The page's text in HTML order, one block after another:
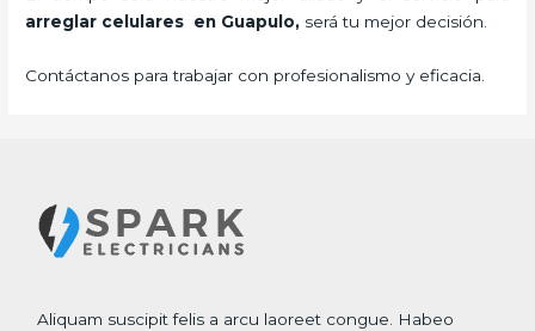
arreglar celulares en Guapulo, será tu mejor decisión.
Contáctanos para trabajar con profesionalismo y eficacia.
Aliquam suscipit felis a arcu laoreet congue. Habeo